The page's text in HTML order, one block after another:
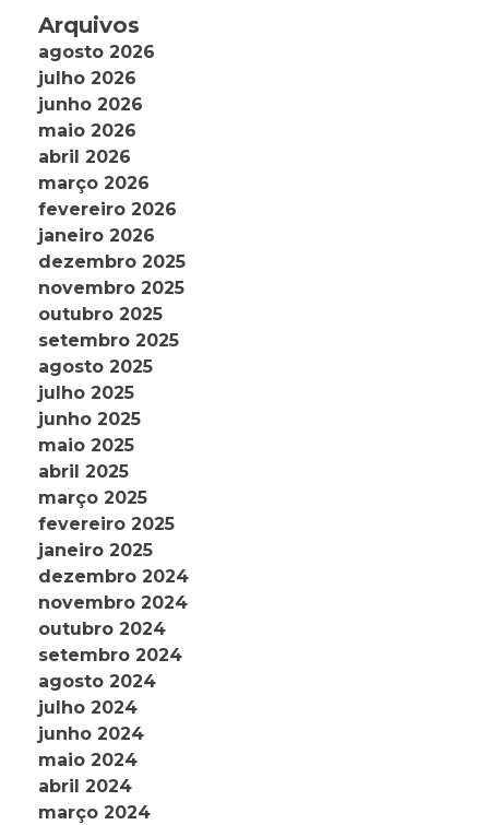
Arquivos
agosto 2026
julho 2026
junho 2026
maio 2026
abril 2026
março 2026
fevereiro 2026
janeiro 2026
dezembro 2025
novembro 2025
outubro 2025
setembro 2025
agosto 2025
julho 2025
junho 2025
maio 2025
abril 2025
março 2025
fevereiro 2025
janeiro 2025
dezembro 2024
novembro 2024
outubro 2024
setembro 2024
agosto 2024
julho 2024
junho 2024
maio 2024
abril 2024
março 2024